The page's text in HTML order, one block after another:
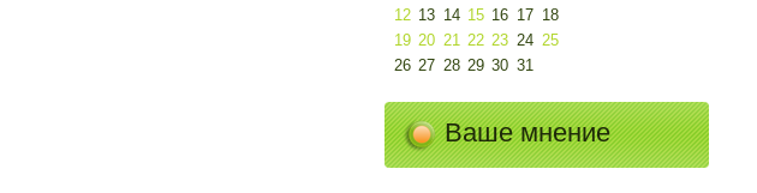
12 13 14 15 16 17 18
19 20 21 22 23 24 25
26 27 28 29 30 31
Ваше мнение